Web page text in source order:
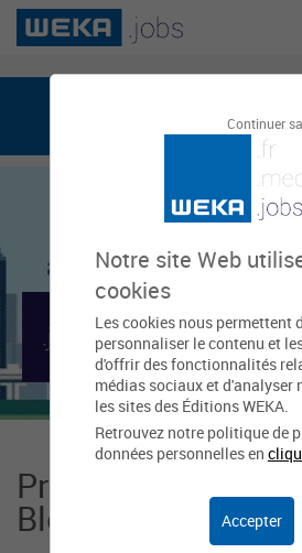
Continuer
Notre site Web
cookies
Les cookies nous permettent
personnaliser le contenu et
d'offrir des fonctionnalités
médias sociaux et d'analyser
les sites des Éditions WEKA.
Retrouvez notre politique de
données personnelles en
Accepter
weka.jobs, le réseau de
Mairie de
Présentation Mairie
Blendecques